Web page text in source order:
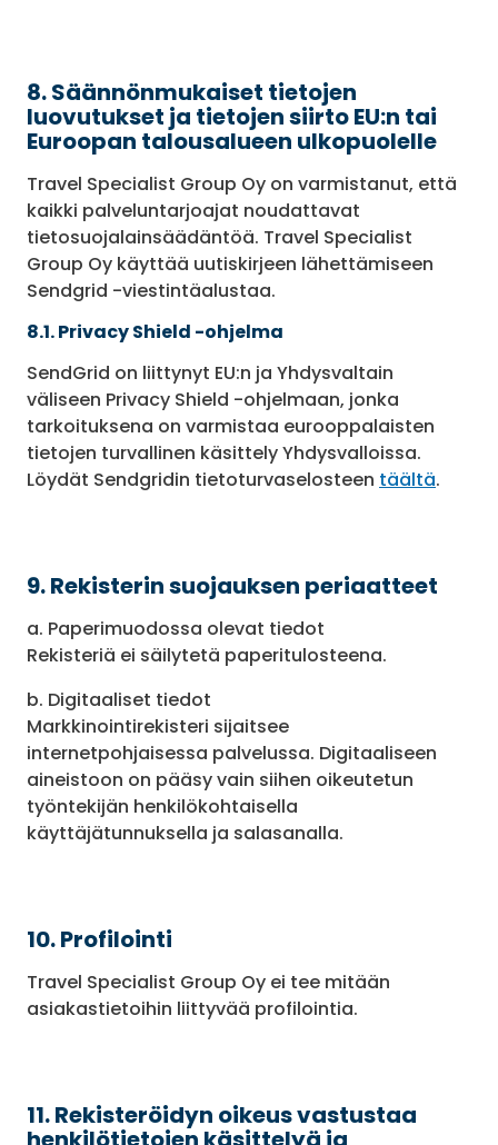
8. Säännönmukaiset tietojen
luovutukset ja tietojen siirto EU:n tai
Euroopan talousalueen ulkopuolelle
Travel Specialist Group Oy on varmistanut, että
kaikki palveluntarjoajat noudattavat
tietosuojalainsäädäntöä. Travel Specialist
Group Oy käyttää uutiskirjeen lähettämiseen
Sendgrid -viestintäalustaa.
8.1. Privacy Shield -ohjelma
SendGrid on liittynyt EU:n ja Yhdysvaltain
väliseen Privacy Shield -ohjelmaan, jonka
tarkoituksena on varmistaa eurooppalaisten
tietojen turvallinen käsittely Yhdysvalloissa.
Löydät Sendgridin tietoturvaselosteen täältä.
9. Rekisterin suojauksen periaatteet
a. Paperimuodossa olevat tiedot
Rekisteriä ei säilytetä paperitulosteena.
b. Digitaaliset tiedot
Markkinointirekisteri sijaitsee
internetpohjaisessa palvelussa. Digitaaliseen
aineistoon on pääsy vain siihen oikeutetun
työntekijän henkilökohtaisella
käyttäjätunnuksella ja salasanalla.
10. Profilointi
Travel Specialist Group Oy ei tee mitään
asiakastietoihin liittyvää profilointia.
11. Rekisteröidyn oikeus vastustaa